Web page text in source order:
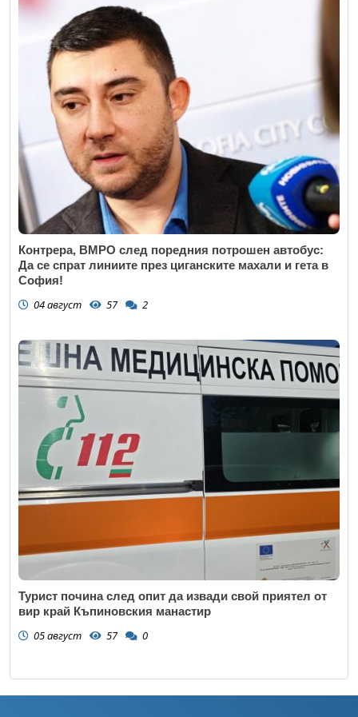
Контрера, ВМРО след поредния потрошен автобус:
Да се спрат линиите през циганските махали и гета в
София!
04 август 57 2
Турист почина след опит да извади свой приятел от
вир край Къпиновския манастир
05 август 57 0